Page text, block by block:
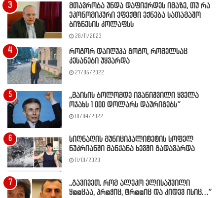
მთავრობა უნდა დაფიქრდეს იმაზე, თუ რა
ეკონომიკური ეფექტი ექნება სათამაშო
ბიზნესის კოლაფსს
28/11/2023
როგორ დაიღუპა გოგო, რომელსაც
კესანები უყვარდა
27/05/2022
,,მაისის ბოლომდე ივანიშვილი ყველა
ოჯახს 1 000 დოლარს დაურიგებს”
01/04/2022
სიღნაღის მუნიციპალიტეტის სოფელ
ნუკრიანში მანქანა ხევში გადავარდა
11/01/2023
,,გავივეთ, რომ ალეკო ელისაშვილი
ყ@@ცაა, პრ@ჭიც, ტრ@@იც და კიდევ ისიც…”